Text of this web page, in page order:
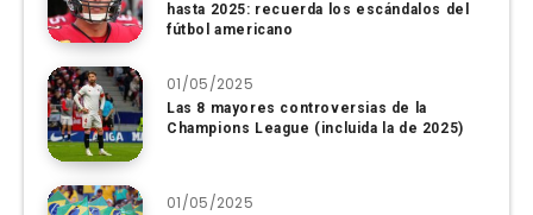
hasta 2025: recuerda los escándalos del
fútbol americano
01/05/2025
Las 8 mayores controversias de la
Champions League (incluida la de 2025)
01/05/2025